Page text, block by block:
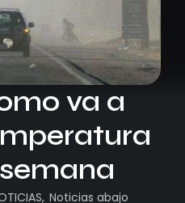
va a
, Noticias abajo